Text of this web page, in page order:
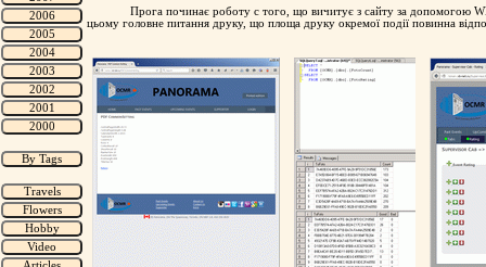
Прога починає роботу с того, що вичитує з сайту за допомогою
цьому головне питання друку, що площа друку окремої події повинна